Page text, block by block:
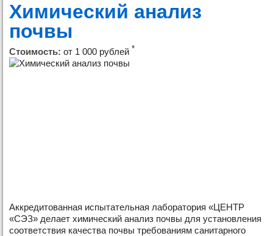
Химический анализ
почвы
Стоимость: от 1 000 рублей *
Аккредитованная испытательная лаборатория «ЦЕНТР
«СЭЗ» делает химический анализ почвы для установления
соответствия качества почвы требованиям санитарного